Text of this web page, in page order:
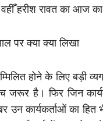
हरीश रावत का आज का
पर क्या क्या लिखा
होने के लिए बड़ी
है। फिर जिन
कार्यकर्ताओं का हित